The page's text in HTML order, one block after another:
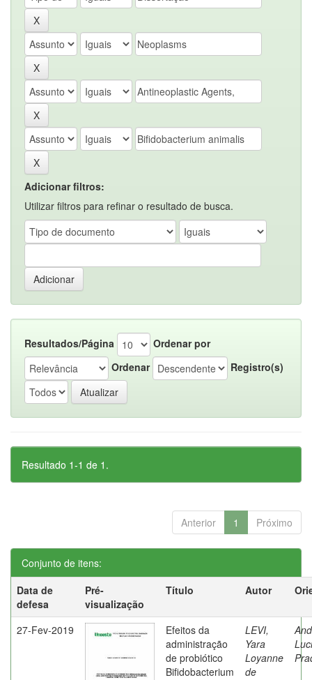
Adicionar filtros:
Utilizar filtros para refinar o resultado de busca.
Resultados/Página
Ordenar por
Ordenar
Registro(s)
Resultado 1-1 de 1.
Anterior 1 Próximo
Conjunto de itens:
Data de
defesa
Pré-
visualização
Título Autor
27-Fev-2019
Efeitos da
administração
de probiótico
Bifidobacterium
LEVI,
Yara
Loyanne
de